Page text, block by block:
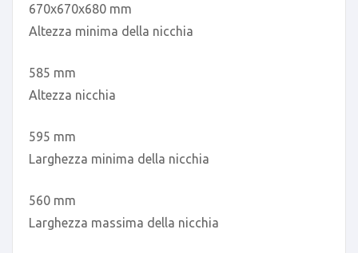
670x670x680 mm
Altezza minima della nicchia
585 mm
Altezza nicchia
595 mm
Larghezza minima della nicchia
560 mm
Larghezza massima della nicchia